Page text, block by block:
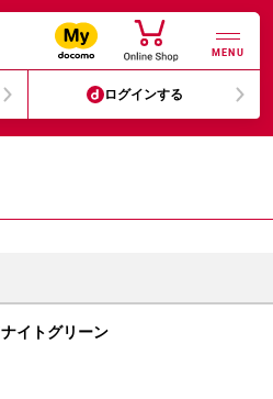
MENU
ログインする
イトグリーン